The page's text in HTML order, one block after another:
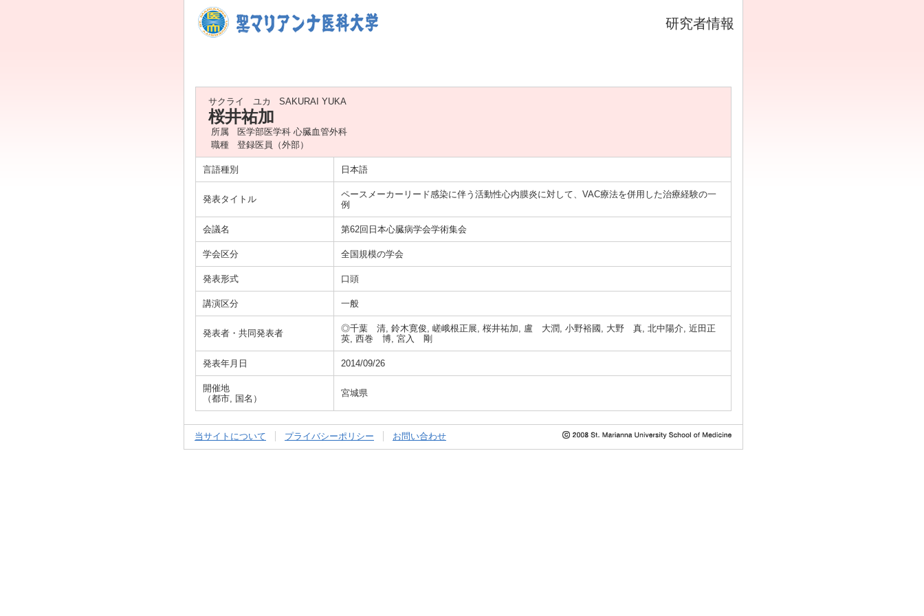
研究者情報
サクライ ユカ SAKURAI YUKA
桜井祐加
所属
医学部医学科 心臓血管外科
職種
登録医員（外部）
言語種別 日本語
発表タイトル
ペースメーカーリード感染に伴う活動性心内膜炎に対して、VAC療法を併用した治療経験の一
例
会議名 第62回日本心臓病学会学術集会
学会区分 全国規模の学会
発表形式 口頭
講演区分 一般
発表者・共同発表者
◎千葉 清, 鈴木寛俊, 嵯峨根正展, 桜井祐加, 盧 大潤, 小野裕國, 大野 真, 北中陽介, 近田正
英, 西巻 博, 宮入 剛
発表年月日 2014/09/26
開催地
（都市, 国名）
宮城県
当サイトについて プライバシーポリシー お問い合わせ